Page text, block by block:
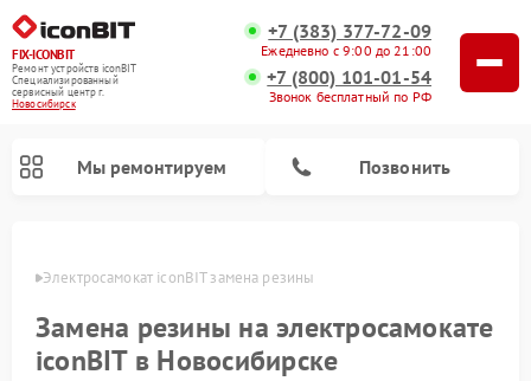
FIX-ICONBIT
Ремонт устройств iconBIT
Специализированный
cервисный центр г.
Новосибирск
+7 (383) 377-72-09
Ежедневно с 9:00 до 21:00
+7 (800) 101-01-54
Звонок бесплатный по РФ
Мы ремонтируем Позвонить
Электросамокат iconBIT замена резины
Замена резины на электросамокате
iconBIT в Новосибирске